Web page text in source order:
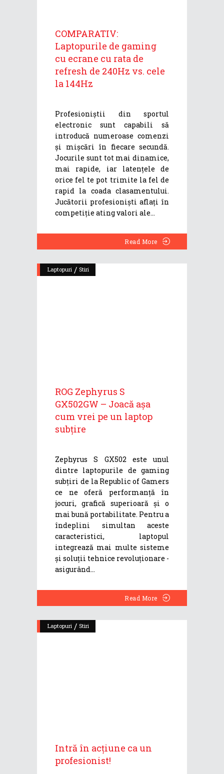
COMPARATIV:
Laptopurile de gaming
cu ecrane cu rata de
refresh de 240Hz vs. cele
la 144Hz
Profesioniștii din sportul
electronic sunt capabili să
introducă numeroase comenzi
și mișcări în fiecare secundă.
Jocurile sunt tot mai dinamice,
mai rapide, iar latențele de
orice fel te pot trimite la fel de
rapid la coada clasamentului.
Jucătorii profesioniști aflați în
competiție ating valori ale
Read More
Laptopuri / Stiri
ROG Zephyrus S
GX502GW – Joacă așa
cum vrei pe un laptop
subțire
Zephyrus S GX502 este unul
dintre laptopurile de gaming
subțiri de la Republic of Gamers
ce ne oferă performanță în
jocuri, grafică superioară și o
mai bună portabilitate. Pentru a
îndeplini simultan aceste
caracteristici, laptopul
integrează mai multe sisteme
și soluții tehnice revoluționare -
asigurând
Read More
Laptopuri / Stiri
Intră în acțiune ca un
profesionist!